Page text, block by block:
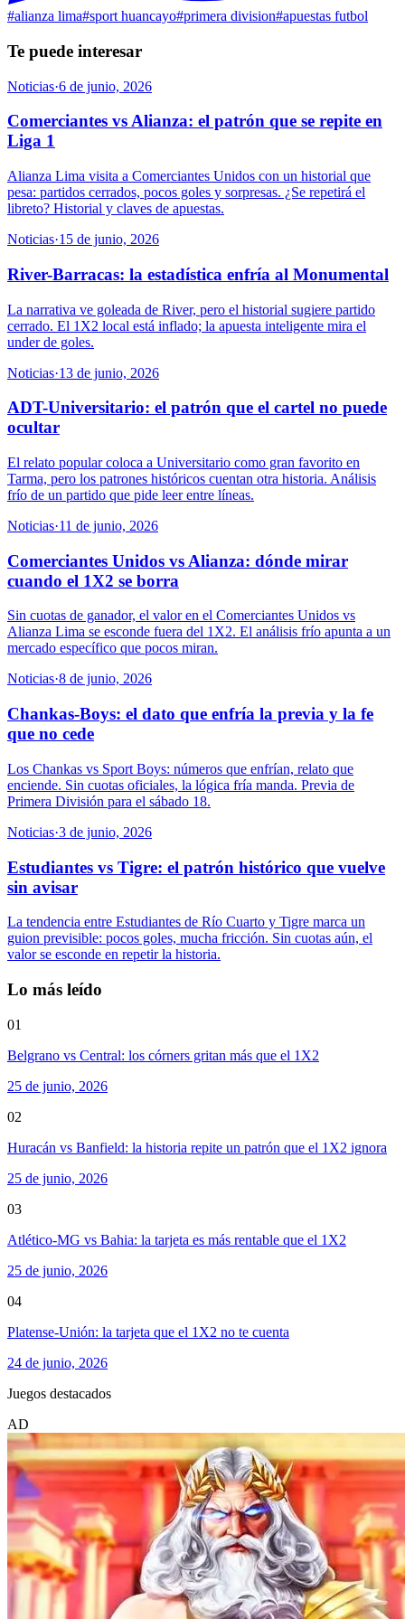
#alianza lima#sport huancayo#primera division#apuestas futbol
Te puede interesar
Noticias·6 de junio, 2026
Comerciantes vs Alianza: el patrón que se repite en
Liga 1
Alianza Lima visita a Comerciantes Unidos con un historial que
pesa: partidos cerrados, pocos goles y sorpresas. ¿Se repetirá el
libreto? Historial y claves de apuestas.
Noticias·15 de junio, 2026
River-Barracas: la estadística enfría al Monumental
La narrativa ve goleada de River, pero el historial sugiere partido
cerrado. El 1X2 local está inflado; la apuesta inteligente mira el
under de goles.
Noticias·13 de junio, 2026
ADT-Universitario: el patrón que el cartel no puede
ocultar
El relato popular coloca a Universitario como gran favorito en
Tarma, pero los patrones históricos cuentan otra historia. Análisis
frío de un partido que pide leer entre líneas.
Noticias·11 de junio, 2026
Comerciantes Unidos vs Alianza: dónde mirar
cuando el 1X2 se borra
Sin cuotas de ganador, el valor en el Comerciantes Unidos vs
Alianza Lima se esconde fuera del 1X2. El análisis frío apunta a un
mercado específico que pocos miran.
Noticias·8 de junio, 2026
Chankas-Boys: el dato que enfría la previa y la fe
que no cede
Los Chankas vs Sport Boys: números que enfrían, relato que
enciende. Sin cuotas oficiales, la lógica fría manda. Previa de
Primera División para el sábado 18.
Noticias·3 de junio, 2026
Estudiantes vs Tigre: el patrón histórico que vuelve
sin avisar
La tendencia entre Estudiantes de Río Cuarto y Tigre marca un
guion previsible: pocos goles, mucha fricción. Sin cuotas aún, el
valor se esconde en repetir la historia.
Lo más leído
01
Belgrano vs Central: los córners gritan más que el 1X2
25 de junio, 2026
02
Huracán vs Banfield: la historia repite un patrón que el 1X2 ignora
25 de junio, 2026
03
Atlético-MG vs Bahia: la tarjeta es más rentable que el 1X2
25 de junio, 2026
04
Platense-Unión: la tarjeta que el 1X2 no te cuenta
24 de junio, 2026
Juegos destacados
AD